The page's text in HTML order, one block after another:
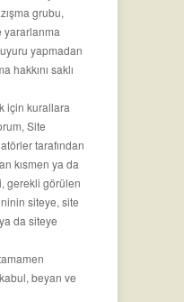
grubu,
yararlanma
yapmadan
hakkını saklı
için kurallara
Site
tarafından
kısmen ya da
gerekli görülen
siteye, site
da siteye
beyan ve